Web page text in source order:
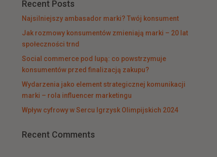
Recent Posts
Najsilniejszy ambasador marki? Twój konsument
Jak rozmowy konsumentów zmieniają marki – 20 lat
społeczności trnd
Social commerce pod lupą: co powstrzymuje
konsumentów przed finalizacją zakupu?
Wydarzenia jako element strategicznej komunikacji
marki – rola influencer marketingu
Wpływ cyfrowy w Sercu Igrzysk Olimpijskich 2024
Recent Comments